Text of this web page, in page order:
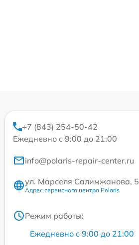
+7 (843) 254-50-42
Ежедневно с 9:00 до 21:00
info@polaris-repair-center.ru
ул. Марселя Салимжанова, 5
Адрес сервисного центра Polaris
Режим работы:
Ежедневно с 9:00 до 21:00